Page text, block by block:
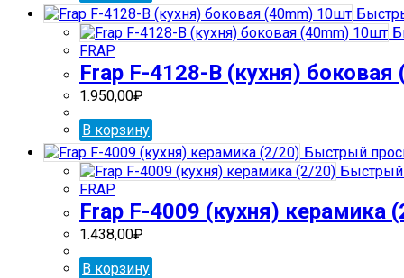
FRAP
Frap F-4128-В (кухня)
1.950,00₽
В корзину
Быстрый
Быстрый
FRAP
Frap F-4009 (кухня) керамика
1.438,00₽
В корзину